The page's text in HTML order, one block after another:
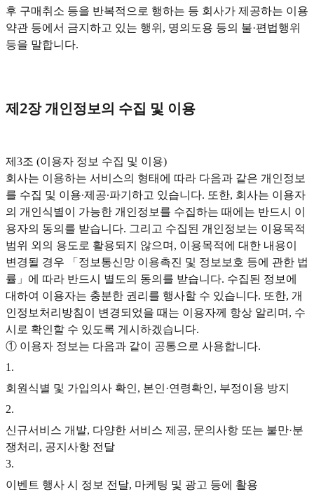
후 구매취소 등을 반복적으로 행하는 등 회사가 제공하는 이용
약관 등에서 금지하고 있는 행위, 명의도용 등의 불·편법행위
등을 말합니다.
제2장 개인정보의 수집 및 이용
‍제3조 (이용자 정보 수집 및 이용)
회사는 이용하는 서비스의 형태에 따라 다음과 같은 개인정보
를 수집 및 이용∙제공∙파기하고 있습니다. 또한, 회사는 이용자
의 개인식별이 가능한 개인정보를 수집하는 때에는 반드시 이
용자의 동의를 받습니다. 그리고 수집된 개인정보는 이용목적
범위 외의 용도로 활용되지 않으며, 이용목적에 대한 내용이
변경될 경우 「정보통신망 이용촉진 및 정보보호 등에 관한 법
률」에 따라 반드시 별도의 동의를 받습니다. 수집된 정보에
대하여 이용자는 충분한 권리를 행사할 수 있습니다. 또한, 개
인정보처리방침이 변경되었을 때는 이용자께 항상 알리며, 수
시로 확인할 수 있도록 게시하겠습니다.
① 이용자 정보는 다음과 같이 공통으로 사용합니다.
1 .
회원식별 및 가입의사 확인, 본인·연령확인, 부정이용 방지
2.
신규서비스 개발, 다양한 서비스 제공, 문의사항 또는 불만·분
쟁처리, 공지사항 전달
3.
이벤트 행사 시 정보 전달, 마케팅 및 광고 등에 활용